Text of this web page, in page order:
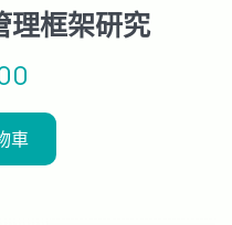
理框架研究
車